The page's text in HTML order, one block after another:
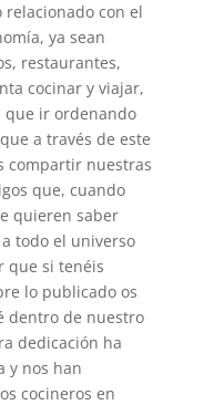
relacionado con el
ya sean
restaurantes,
cocinar y viajar,
que ir ordenando
a través de este
compartir nuestras
que, cuando
quieren saber
todo el universo
que si tenéis
lo publicado os
dentro de nuestro
dedicación ha
y nos han
cocineros en